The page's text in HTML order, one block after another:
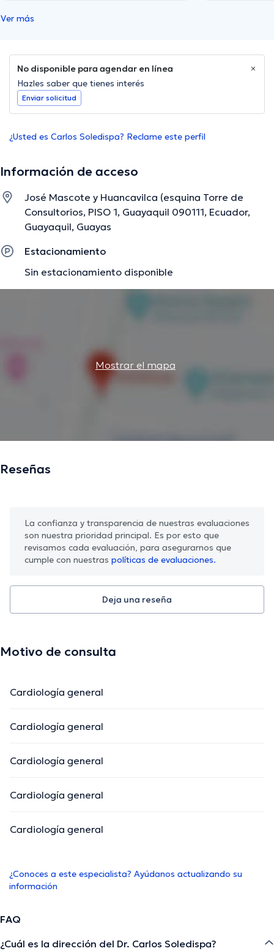
Ver más
No disponible para agendar en línea
Hazles saber que tienes interés
Enviar solicitud
¿Usted es Carlos Soledispa? Reclame este perfil
Información de acceso
José Mascote y Huancavilca (esquina Torre de
Consultorios, PISO 1, Guayaquil 090111, Ecuador,
Guayaquil, Guayas
Estacionamiento
Sin estacionamiento disponible
Mostrar el mapa
Reseñas
La confianza y transparencia de nuestras evaluaciones
son nuestra prioridad principal. Es por esto que
revisamos cada evaluación, para asegurarnos que
cumple con nuestras políticas de evaluaciones.
Deja una reseña
Motivo de consulta
Cardiología general
Cardiología general
Cardiología general
Cardiología general
Cardiología general
¿Conoces a este especialista? Ayúdanos actualizando su
información
FAQ
¿Cuál es la dirección del Dr. Carlos Soledispa?